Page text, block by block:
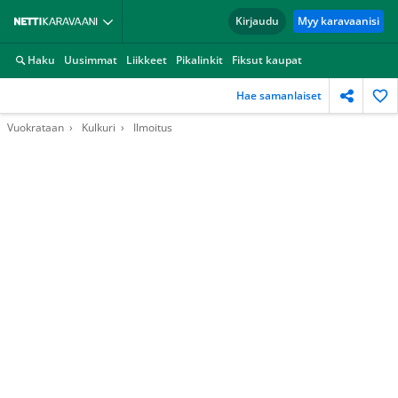
Kirjaudu Myy karavaanisi
Haku Uusimmat Liikkeet Pikalinkit Fiksut kaupat
Hae samanlaiset
Vuokrataan Kulkuri Ilmoitus